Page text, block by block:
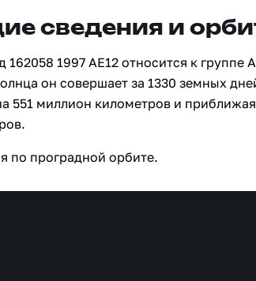
сведения и
162058 1997 AE12 относится к
он совершает за 1330 земных
551 миллион километров и
по проградной орбите.